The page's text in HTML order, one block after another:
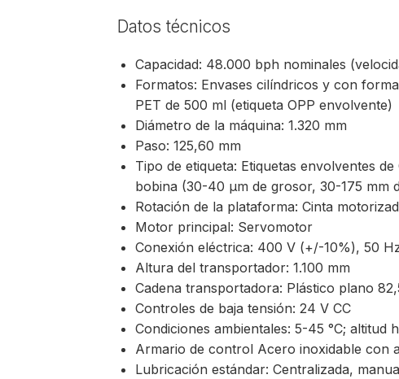
Datos técnicos
Capacidad: 48.000 bph nominales
Formatos: Envases cilíndricos y con
PET de 500 ml (etiqueta OPP envolvente)
Diámetro de la máquina: 1.320 mm
Paso: 125,60 mm
Tipo de etiqueta: Etiquetas envolventes
bobina (30-40 µm de grosor, 30-175 mm
Rotación de la plataforma: Cinta
Motor principal: Servomotor
Conexión eléctrica: 400 V (+/-10%), 50
Altura del transportador: 1.100 mm
Cadena transportadora: Plástico plano
Controles de baja tensión: 24 V CC
Condiciones ambientales: 5-45 °C; altitud
Armario de control Acero inoxidable con
Lubricación estándar: Centralizada,